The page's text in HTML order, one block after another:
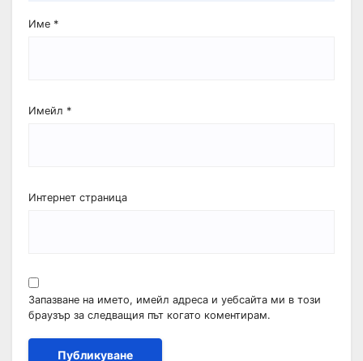
Име *
Имейл *
Интернет страница
Запазване на името, имейл адреса и уебсайта ми в този
браузър за следващия път когато коментирам.